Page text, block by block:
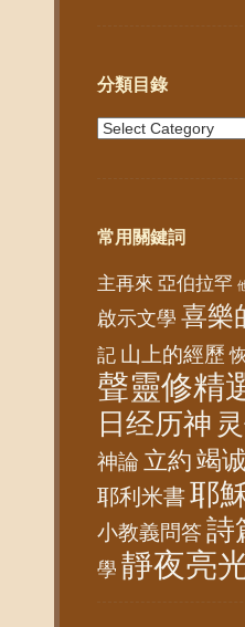
分類目錄
常用關鍵詞
主再來 亞伯拉罕
啟示文學 喜樂
記 山上的經歷
聲靈修精
日经历神
神論 立約 竭
耶利米書 耶
小教義問答詩
學 靜夜亮